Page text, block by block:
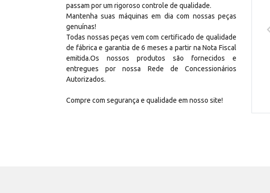
passam por um rigoroso controle de qualidade.
Mantenha suas máquinas em dia com nossas peças
genuínas!
Todas nossas peças vem com certificado de qualidade
de fábrica e garantia de 6 meses a partir na Nota Fiscal
emitida.Os nossos produtos são fornecidos e
entregues por nossa Rede de Concessionários
Autorizados.
Compre com segurança e qualidade em nosso site!